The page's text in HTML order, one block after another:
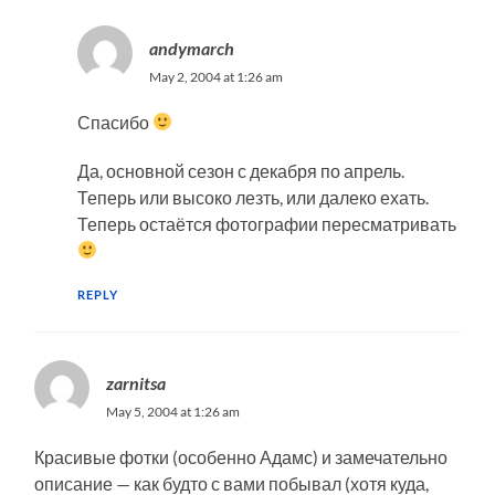
andymarch
May 2, 2004 at 1:26 am
Спасибо
Да, основной сезон с декабря по апрель.
Теперь или высоко лезть, или далеко ехать.
Теперь остаётся фотографии пересматривать
REPLY
zarnitsa
May 5, 2004 at 1:26 am
Красивые фотки (особенно Адамс) и замечательно
описание — как будто с вами побывал (хотя куда,